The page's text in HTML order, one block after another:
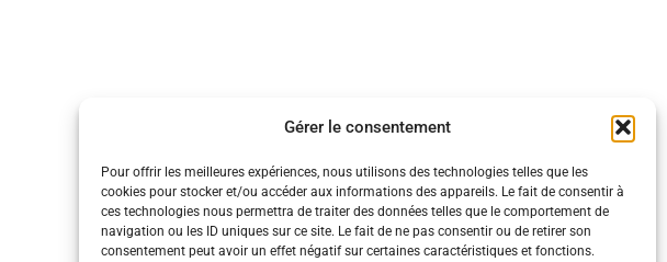
Gérer le consentement
Pour offrir les meilleures expériences, nous utilisons des technologies telles que les
cookies pour stocker et/ou accéder aux informations des appareils. Le fait de consentir à
ces technologies nous permettra de traiter des données telles que le comportement de
navigation ou les ID uniques sur ce site. Le fait de ne pas consentir ou de retirer son
consentement peut avoir un effet négatif sur certaines caractéristiques et fonctions.